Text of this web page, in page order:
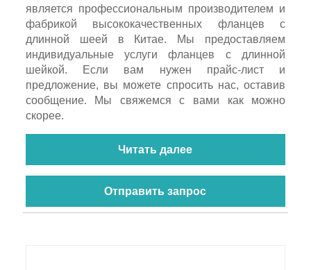
является профессиональным производителем и
фабрикой высококачественных фланцев с
длинной шеей в Китае. Мы предоставляем
индивидуальные услуги фланцев с длинной
шейкой. Если вам нужен прайс-лист и
предложение, вы можете спросить нас, оставив
сообщение. Мы свяжемся с вами как можно
скорее.
Читать далее
Отправить запрос